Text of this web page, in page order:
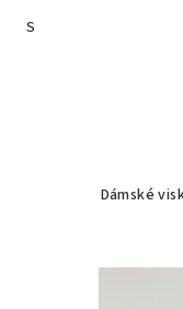
S
Dámské